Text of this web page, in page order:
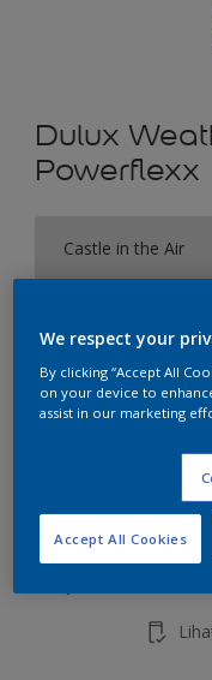
Dulux
Powerflexx
Castle in the Air
Ukuran
We respect your
By clicking “Accept All
on your device to
assist in our marketing
Accept All Cookies